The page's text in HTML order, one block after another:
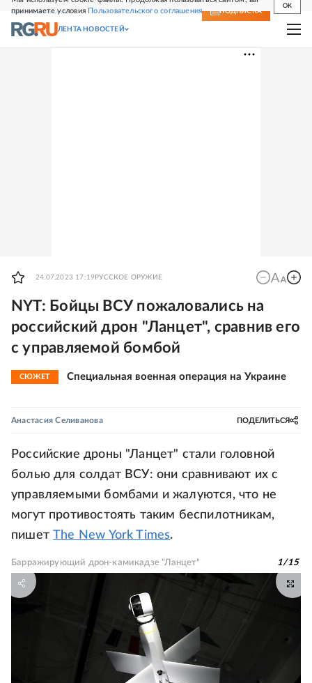
принимаете условия Пользовательского соглашения
OK
СВЕЖИЙ НОМЕР ПОДПИСКА
ЛЕНТА НОВОСТЕЙ
24.07.2023 17:19 РУССКОЕ ОРУЖИЕ
NYT: Бойцы ВСУ пожаловались на
российский дрон "Ланцет", сравнив его
с управляемой бомбой
СЮЖЕТ Специальная военная операция на Украине
Анастасия Селиванова ПОДЕЛИТЬСЯ
Российские дроны "Ланцет" стали головной
болью для солдат ВСУ: они сравнивают их с
управляемыми бомбами и жалуются, что не
могут противостоять таким беспилотникам,
пишетThe New York Times.
Барражирующий дрон-камикадзе "Ланцет" 1/15